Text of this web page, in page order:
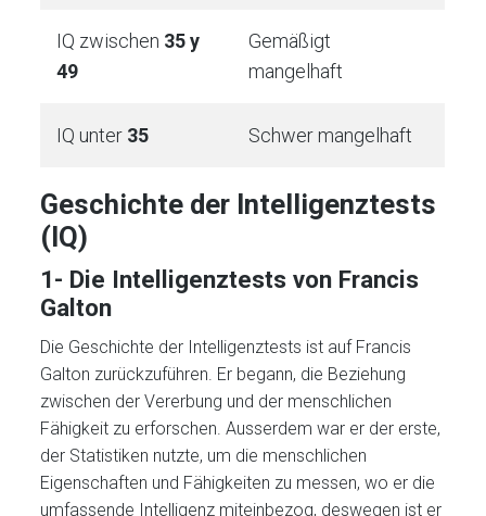
IQ zwischen 35 y
49
Gemäßigt
mangelhaft
IQ unter 35 Schwer mangelhaft
Geschichte der Intelligenztests
(IQ)
1- Die Intelligenztests von Francis
Galton
Die Geschichte der Intelligenztests ist auf Francis
Galton zurückzuführen. Er begann, die Beziehung
zwischen der Vererbung und der menschlichen
Fähigkeit zu erforschen. Ausserdem war er der erste,
der Statistiken nutzte, um die menschlichen
Eigenschaften und Fähigkeiten zu messen, wo er die
umfassende Intelligenz miteinbezog, deswegen ist er